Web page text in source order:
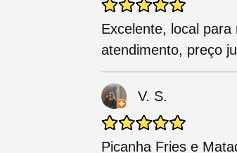
Excelente, local
atendimento, preço
V. S.
Picanha Fries e